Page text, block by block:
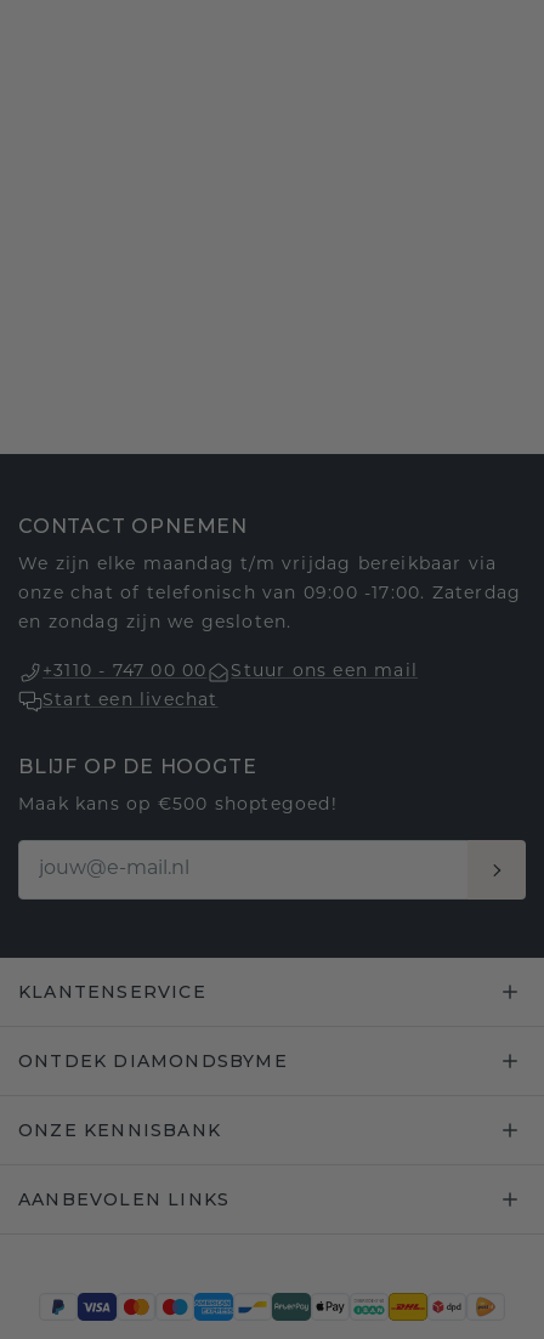
CONTACT OPNEMEN
We zijn elke maandag t/m vrijdag bereikbaar via
onze chat of telefonisch van 09:00 -17:00. Zaterdag
en zondag zijn we gesloten.
+3110 - 747 00 00
Stuur ons een mail
Start een livechat
BLIJF OP DE HOOGTE
Maak kans op €500 shoptegoed!
KLANTENSERVICE
ONTDEK DIAMONDSBYME
ONZE KENNISBANK
AANBEVOLEN LINKS